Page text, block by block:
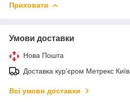
Приховати
Умови доставки
Нова Пошта
Доставка курʼєром Метрекс Київ
Всі умови доставки